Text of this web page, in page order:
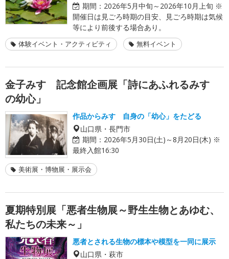
期間： 2026年5月中旬～2026年10月上旬 ※
開催日は見ごろ時期の目安、見ごろ時期は気候
等により前後する場合あり。
体験イベント・アクティビティ 無料イベント
金子みすゞ記念館企画展「詩にあふれるみすゞ
の幼心」
作品からみすゞ自身の「幼心」をたどる
山口県・長門市
期間： 2026年5月30日(土)～8月20日(木) ※
最終入館16:30
美術展・博物展・展示会
夏期特別展「悪者生物展～野生生物とあゆむ、
私たちの未来～」
悪者とされる生物の標本や模型を一同に展示
山口県・萩市